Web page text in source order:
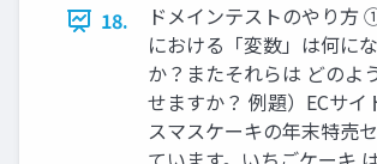
18.
ドメインテストのやり方
における「変数」は何に
か？またそれらは どのよ
せますか？ 例題）ECサイ
スマスケーキの年末特売